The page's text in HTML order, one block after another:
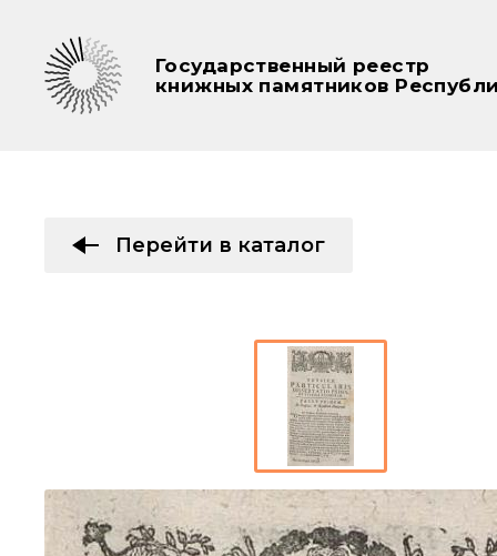
Государственный реестр
книжных памятников
Перейти в каталог